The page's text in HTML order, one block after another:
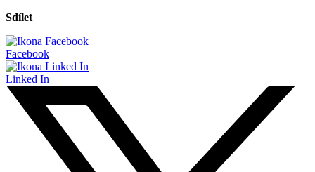
Sdílet
Facebook
Linked In